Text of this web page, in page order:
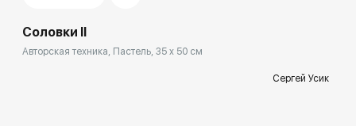
Соловки II
Авторская техника, Пастель, 35 x 50 см
Сергей Усик